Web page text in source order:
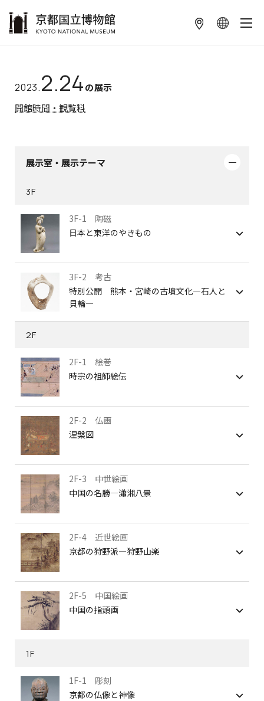
2023.2.24の展示
開館時間・観覧料
展示室・展示テーマ
3F
3F-1 陶磁
日本と東洋のやきもの
3F-2 考古
特別公開 熊本・宮崎の古墳文化―石人と
貝輪―
2F
2F-1 絵巻
時宗の祖師絵伝
2F-2 仏画
涅槃図
2F-3 中世絵画
中国の名勝―瀟湘八景
2F-4 近世絵画
京都の狩野派―狩野山楽
2F-5 中国絵画
中国の指頭画
1F
1F-1 彫刻
京都の仏像と神像